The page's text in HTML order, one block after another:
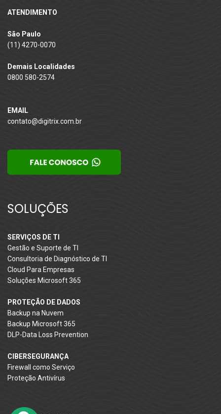
ATENDIMENTO
São Paulo
(11) 4270-0070
Demais Localidades
0800 580-2574
EMAIL
contato@digitrix.com.br
SOLUÇÕES
SERVIÇOS DE TI
Gestão e Suporte de TI
Consultoria de Diagnóstico de TI
Cloud Para Empresas
Soluções Microsoft 365
PROTEÇÃO DE DADOS
Backup na Nuvem
Backup Microsoft 365
DLP-Data Loss Prevention
CIBERSEGURANÇA
Firewall como Serviço
Proteção Antivírus